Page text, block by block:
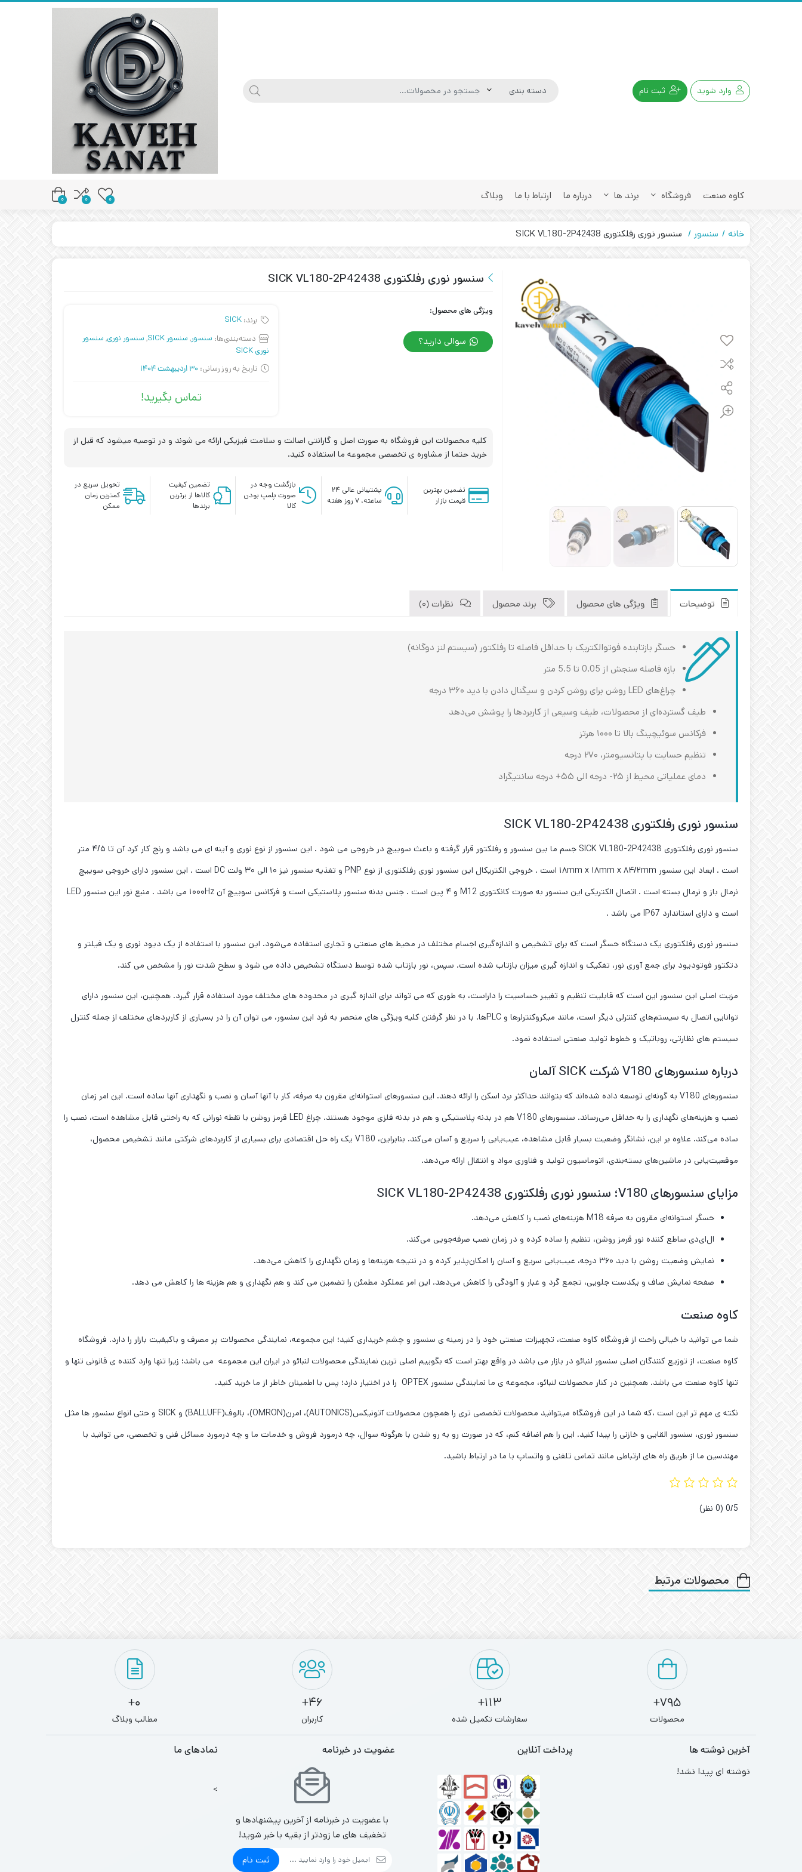
وارد شوید ثبت نام
کاوه صنعت فروشگاه برند ها درباره ما ارتباط با ما وبلاگ 0
0
0
خانه سنسور سنسور نوری رفلکتوری SICK VL180-2P42438
سنسور نوری رفلکتوری SICK VL180-2P42438
ویژگی های محصول:
سوالی دارید؟
برند: SICK
دسته‌بندی‌ها: سنسور, سنسور SICK , سنسور نوری, سنسور
نوری SICK
تاریخ به روز رسانی: 30 اردیبهشت 1404
تماس بگیرید!
کلیه محصولات این فروشگاه به صورت اصل و گارانتی اصالت و سلامت فیزیکی ارائه می شوند و در توصیه میشود که قبل از
خرید حتما از مشاوره ی تخصصی مجموعه ما استفاده کنید.
تضمین بهترین
قیمت بازار
پشتیبانی عالی ۲۴
ساعته، ۷ روز هفته
بازگشت وجه در
صورت پلمپ بودن
کالا
تضمین کیفیت
کالاها از برترین
برندها
تحویل سریع در
کمترین زمان
ممکن
توضیحات ویژگی های محصول برند محصول نظرات (0)
حسگر بازتابنده فوتوالکتریک با حداقل فاصله تا رفلکتور (سیستم لنز دوگانه)
بازه فاصله سنجش از 0.05 تا 5.5 متر
چراغ‌های LED روشن برای روشن کردن و سیگنال دادن با دید ۳۶۰ درجه
طیف گسترده‌ای از محصولات، طیف وسیعی از کاربردها را پوشش می‌دهد
فرکانس سوئیچینگ بالا تا ۱۰۰۰ هرتز
تنظیم حسایت با پتانسیومتر، ۲۷۰ درجه
دمای عملیاتی محیط از ۲۵- درجه الی ۵۵+ درجه سانتیگراد
سنسور نوری رفلکتوری SICK VL180-2P42438
سنسور نوری رفلکتوری SICK VL180-2P42438 جسم ما بین سنسور و رفلکتور قرار گرفته و باعث سوییچ در خروجی می شود . این سنسور از نوع نوری و آینه ای می باشد و رنج کار کرد آن تا ۴/۵ متر
است . ابعاد این سنسور ۱۸mm x ۱۸mm x ۸۴/۲mm است . خروجی الکتریکال این سنسور نوری رفلکتوری از نوع PNP و تغذیه سنسور نیز ۱۰ الی ۳۰ ولت DC است . این سنسور دارای خروجی سوییچ
نرمال باز و نرمال بسته است . اتصال الکتریکی این سنسور به صورت کانکتوری M12 و ۴ پین است . جنس بدنه سنسور پلاستیکی است و فرکانس سوییچ آن ۱۰۰۰Hz می باشد . منبع نور این سنسور LED
است و دارای استاندارد IP67 می باشد .
سنسور نوری رفلکتوری یک دستگاه حسگر است که برای تشخیص و اندازه‌گیری اجسام مختلف در محیط های صنعتی و تجاری استفاده می‌شود. این سنسور با استفاده از یک دیود نوری و یک فیلتر و
دتکتور فوتودیود برای جمع آوری نور، تفکیک و اندازه گیری میزان بازتاب شده است. سپس، نور بازتاب شده توسط دستگاه تشخیص داده می شود و سطح شدت نور را مشخص می کند.
مزیت اصلی این سنسور این است که قابلیت تنظیم و تغییر حساسیت را داراست، به طوری که می تواند برای اندازه گیری در محدوده های مختلف مورد استفاده قرار گیرد. همچنین، این سنسور دارای
توانایی اتصال به سیستم‌های کنترلی دیگر است، مانند میکروکنترلرها و PLCها. با در نظر گرفتن کلیه ویژگی های منحصر به فرد این سنسور، می توان آن را در بسیاری از کاربردهای مختلف از جمله کنترل
سیستم های نظارتی، روباتیک و خطوط تولید صنعتی استفاده نمود.
درباره سنسورهای V180 شرکت SICK آلمان
سنسورهای V180 به گونه‌ای توسعه داده شده‌اند که بتوانند حداکثر برد اسکن را ارائه دهند. این سنسورهای استوانه‌ای مقرون به صرفه، کار با آنها آسان و نصب و نگهداری آنها ساده است. این امر زمان
نصب و هزینه‌های نگهداری را به حداقل می‌رساند. سنسورهای V180 هم در بدنه پلاستیکی و هم در بدنه فلزی موجود هستند. چراغ LED قرمز روشن با نقطه نورانی که به راحتی قابل مشاهده است، نصب را
ساده می‌کند. علاوه بر این، نشانگر وضعیت بسیار قابل مشاهده، عیب‌یابی را سریع و آسان می‌کند. بنابراین، V180 یک راه حل اقتصادی برای بسیاری از کاربردهای شرکتی مانند تشخیص محصول،
موقعیت‌یابی در ماشین‌های بسته‌بندی، اتوماسیون تولید و فناوری مواد و انتقال ارائه می‌دهد.
مزایای سنسورهای V180؛ سنسور نوری رفلکتوری SICK VL180-2P42438
حسگر استوانه‌ای مقرون ‌به ‌صرفه M18 هزینه‌های نصب را کاهش می‌دهد.
ال‌ای‌دی ساطع‌ کننده نور قرمز روشن، تنظیم را ساده کرده و در زمان نصب صرفه‌جویی می‌کند.
نمایش وضعیت روشن با دید ۳۶۰ درجه، عیب‌یابی سریع و آسان را امکان‌پذیر کرده و در نتیجه هزینه‌ها و زمان نگهداری را کاهش می‌دهد.
صفحه نمایش صاف و یکدست جلویی، تجمع گرد و غبار و آلودگی را کاهش می‌دهد. این امر عملکرد مطمئن را تضمین می‌ کند و هم نگهداری و هم هزینه ‌ها را کاهش می‌ دهد.
کاوه صنعت
شما می توانید با خیالی راحت از فروشگاه کاوه صنعت، تجهیزات صنعتی خود را در زمینه ی سنسور و چشم خریداری کنید؛ این مجموعه، نمایندگی محصولات پر مصرف و باکیفیت بازار را دارد. فروشگاه
کاوه صنعت، از توزیع کنندگان اصلی سنسور لنبائو در بازار می باشد در واقع بهتر است که بگوییم اصلی ترین نمایندگی محصولات لنبائو در ایران این مجموعه می باشد؛ زیرا تنها وارد کننده ی قانونی تنها و
تنها کاوه صنعت می باشد. همچنین در کنار محصولات لنبائو، مجموعه ی ما نمایندگی سنسور OPTEX را در اختیار دارد؛ پس با اطمینان خاطر از ما خرید کنید.
نکته ی مهم تر این است ،که شما در این فروشگاه میتوانید محصولات تخصصی تری را همچون محصولات آتونیکس(AUTONICS)، امرن(OMRON)، بالوف(BALLUFF) و SICK و حتی انواع سنسور ها مثل
سنسور نوری، سنسور القایی و خازنی را پیدا کنید. این را هم اضافه کنم، که در صورت رو به رو شدن با هرگونه سوال، چه درمورد فروش و خدمات ما و چه درمورد مسائل فنی و تخصصی، می توانید با
مهندسین ما از طریق راه های ارتباطی مانند تماس تلفنی و واتساپ با ما در ارتباط باشید.
‫0/5 ‫(0 نظر)
محصولات مرتبط
795+
محصولات
113+
سفارشات تکمیل شده
46+
کاربران
0+
مطالب وبلاگ
آخرین نوشته ها
نوشته ای پیدا نشد!
پرداخت آنلاین عضویت در خبرنامه
با عضویت در خبرنامه از آخرین پیشنهادها و
تخفیف های ما زودتر از بقیه با خبر شوید!
ثبت نام
نمادهای ما
>